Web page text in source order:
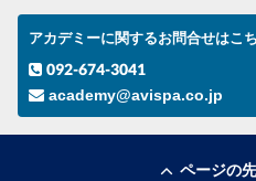
アカデミーに関するお問合せはこ
092-674-3041
academy@avispa.co.jp
ページの